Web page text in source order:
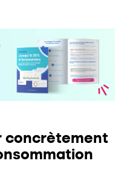
concrètement